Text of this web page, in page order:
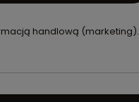
handlową (marketing).